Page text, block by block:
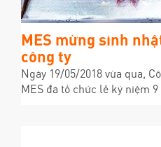
MES mừng sinh
công ty
Ngày 19/05/2018 vừa qua,
MES đã tổ chức lễ kỷ niệm